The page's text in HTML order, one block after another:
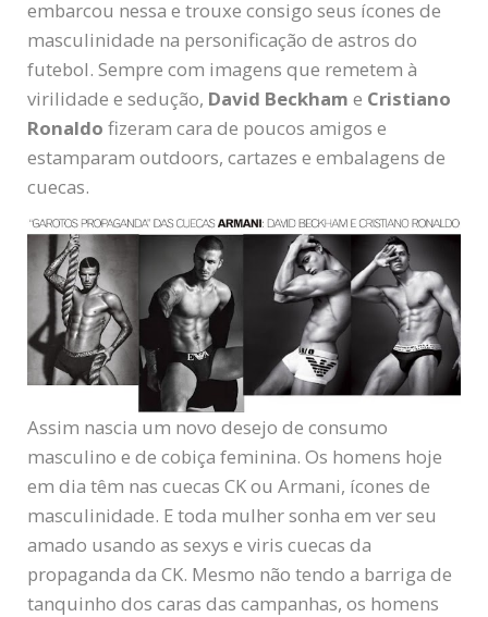
embarcou nessa e trouxe consigo seus ícones de
masculinidade na personificação de astros do
futebol. Sempre com imagens que remetem à
virilidade e sedução, David Beckham e Cristiano
Ronaldo fizeram cara de poucos amigos e
estamparam outdoors, cartazes e embalagens de
cuecas.
Assim nascia um novo desejo de consumo
masculino e de cobiça feminina. Os homens hoje
em dia têm nas cuecas CK ou Armani, ícones de
masculinidade. E toda mulher sonha em ver seu
amado usando as sexys e viris cuecas da
propaganda da CK. Mesmo não tendo a barriga de
tanquinho dos caras das campanhas, os homens